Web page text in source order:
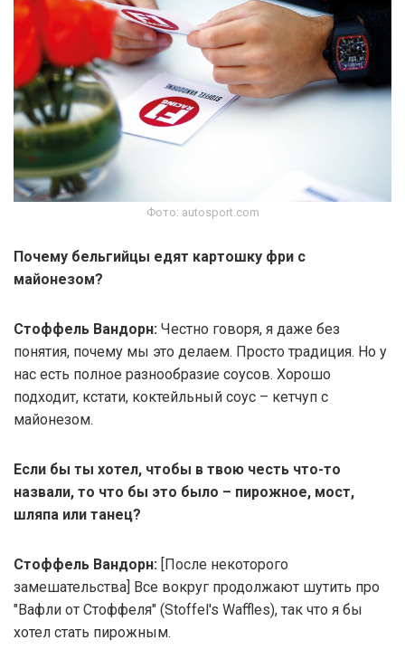
Фото: autosport.com
Почему бельгийцы едят картошку фри с
майонезом?
Стоффель Вандорн: Честно говоря, я даже без
понятия, почему мы это делаем. Просто традиция. Но у
нас есть полное разнообразие соусов. Хорошо
подходит, кстати, коктейльный соус – кетчуп с
майонезом.
Если бы ты хотел, чтобы в твою честь что-то
назвали, то что бы это было – пирожное, мост,
шляпа или танец?
Стоффель Вандорн: [После некоторого
замешательства] Все вокруг продолжают шутить про
"Вафли от Стоффеля" (Stoffel's Waffles), так что я бы
хотел стать пирожным.